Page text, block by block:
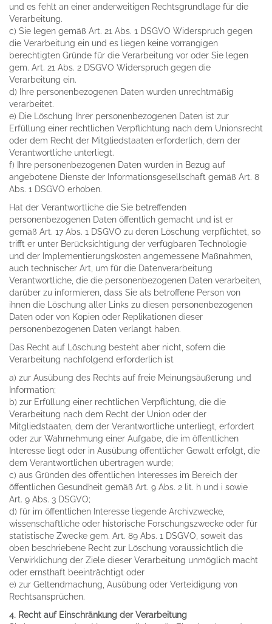
und es fehlt an einer anderweitigen Rechtsgrundlage für die
Verarbeitung.
c) Sie legen gemäß Art. 21 Abs. 1 DSGVO Widerspruch gegen
die Verarbeitung ein und es liegen keine vorrangigen
berechtigten Gründe für die Verarbeitung vor oder Sie legen
gem. Art. 21 Abs. 2 DSGVO Widerspruch gegen die
Verarbeitung ein.
d) Ihre personenbezogenen Daten wurden unrechtmäßig
verarbeitet.
e) Die Löschung Ihrer personenbezogenen Daten ist zur
Erfüllung einer rechtlichen Verpflichtung nach dem Unionsrecht
oder dem Recht der Mitgliedstaaten erforderlich, dem der
Verantwortliche unterliegt.
f) Ihre personenbezogenen Daten wurden in Bezug auf
angebotene Dienste der Informationsgesellschaft gemäß Art. 8
Abs. 1 DSGVO erhoben.
Hat der Verantwortliche die Sie betreffenden
personenbezogenen Daten öffentlich gemacht und ist er
gemäß Art. 17 Abs. 1 DSGVO zu deren Löschung verpflichtet, so
trifft er unter Berücksichtigung der verfügbaren Technologie
und der Implementierungskosten angemessene Maßnahmen,
auch technischer Art, um für die Datenverarbeitung
Verantwortliche, die die personenbezogenen Daten verarbeiten,
darüber zu informieren, dass Sie als betroffene Person von
ihnen die Löschung aller Links zu diesen personenbezogenen
Daten oder von Kopien oder Replikationen dieser
personenbezogenen Daten verlangt haben.
Das Recht auf Löschung besteht aber nicht, sofern die
Verarbeitung nachfolgend erforderlich ist
a) zur Ausübung des Rechts auf freie Meinungsäußerung und
Information;
b) zur Erfüllung einer rechtlichen Verpflichtung, die die
Verarbeitung nach dem Recht der Union oder der
Mitgliedstaaten, dem der Verantwortliche unterliegt, erfordert
oder zur Wahrnehmung einer Aufgabe, die im öffentlichen
Interesse liegt oder in Ausübung öffentlicher Gewalt erfolgt, die
dem Verantwortlichen übertragen wurde;
c) aus Gründen des öffentlichen Interesses im Bereich der
öffentlichen Gesundheit gemäß Art. 9 Abs. 2 lit. h und i sowie
Art. 9 Abs. 3 DSGVO;
d) für im öffentlichen Interesse liegende Archivzwecke,
wissenschaftliche oder historische Forschungszwecke oder für
statistische Zwecke gem. Art. 89 Abs. 1 DSGVO, soweit das
oben beschriebene Recht zur Löschung voraussichtlich die
Verwirklichung der Ziele dieser Verarbeitung unmöglich macht
oder ernsthaft beeinträchtigt oder
e) zur Geltendmachung, Ausübung oder Verteidigung von
Rechtsansprüchen.
4. Recht auf Einschränkung der Verarbeitung